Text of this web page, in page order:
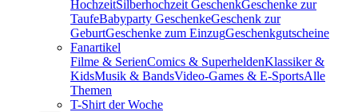
HochzeitSilberhochzeit GeschenkGeschenke zur
TaufeBabyparty GeschenkeGeschenk zur
GeburtGeschenke zum EinzugGeschenkgutscheine
Fanartikel
Filme & SerienComics & SuperheldenKlassiker &
KidsMusik & BandsVideo-Games & E-SportsAlle
Themen
T-Shirt der Woche